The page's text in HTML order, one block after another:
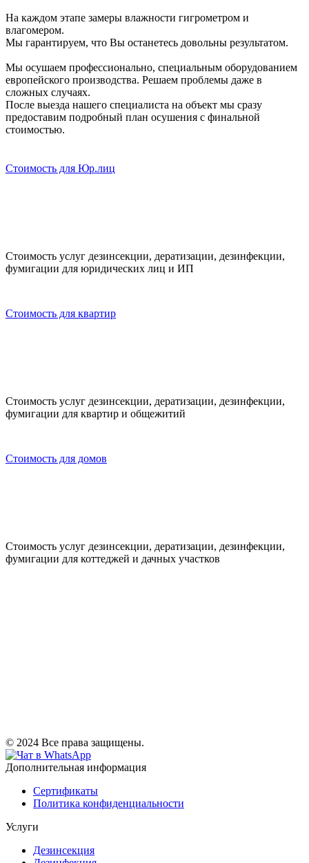
На кaждом этапе зaмеpы влажноcти гигрометpом и
влaгoмером.
Мы гарантируем, что Вы останетесь довольны результатом.
Мы осушаем профессионально, специальным оборудованием
европейского производства. Решаем проблемы даже в
сложных случаях.
После выезда нашего специалиста на объект мы сразу
предоставим подробный план осушения с финальной
стоимостью.
Стоимость для Юр.лиц
Стоимость услуг дезинсекции, дератизации, дезинфекции,
фумигации для юридических лиц и ИП
Стоимость для квартир
Стоимость услуг дезинсекции, дератизации, дезинфекции,
фумигации для квартир и общежитий
Стоимость для домов
Стоимость услуг дезинсекции, дератизации, дезинфекции,
фумигации для коттеджей и дачных участков
© 2024 Все права защищены.
Дополнительная информация
Сертификаты
Политика конфиденциальности
Услуги
Дезинсекция